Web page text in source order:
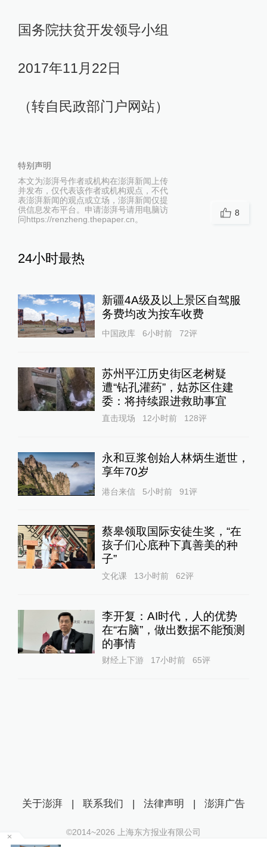
国务院扶贫开发领导小组
2017年11月22日
（转自民政部门户网站）
特别声明
本文为澎湃号作者或机构在澎湃新闻上传
并发布，仅代表该作者或机构观点，不代
表澎湃新闻的观点或立场，澎湃新闻仅提
供信息发布平台。申请澎湃号请用电脑访
问https://renzheng.thepaper.cn。
8
24小时最热
新疆4A级及以上景区自驾服
务费均改为按车收费
中国政库 6小时前 72评
苏州平江历史街区老树疑
遭“钻孔灌药”，姑苏区住建
委：将持续跟进救助事宜
直击现场 12小时前 128评
永和豆浆创始人林炳生逝世，
享年70岁
港台来信 5小时前 91评
蔡皋领取国际安徒生奖，“在
孩子们心底种下真善美的种
子”
文化课 13小时前 62评
李开复：AI时代，人的优势
在“右脑”，做出数据不能预测
的事情
财经上下游 17小时前 65评
关于澎湃 | 联系我们 | 法律声明 | 澎湃广告
©2014~2026 上海东方报业有限公司